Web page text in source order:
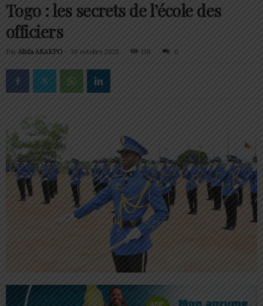
Togo : les secrets de l’école des
officiers
Par Alida AKAKPO- 30 octobre 2025 138 0